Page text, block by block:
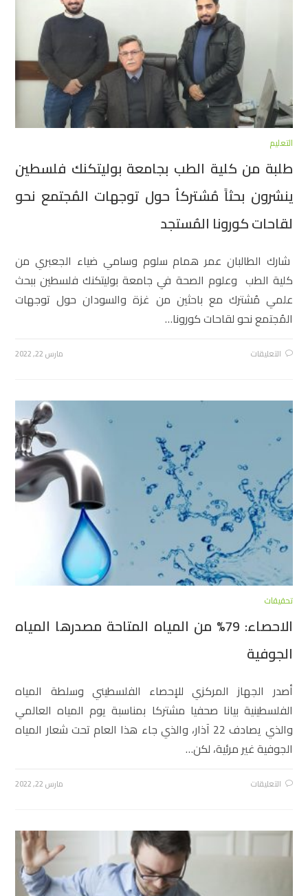
التعليم
طلبة من كلية الطب بجامعة بوليتكنك فلسطين
ينشرون بحثاً مُشتركاُ حول توجهات المُجتمع نحو
لقاحات كورونا المُستجد
شارك الطالبان عمر همام سلوم وسامي ضياء الجعبري من
كلية الطب وعلوم الصحة في جامعة بوليتكنك فلسطين ببحث
علمي مُشترك مع باحثين من غزة والسودان حول توجهات
المُجتمع نحو لقاحات كورونا…
التعليقات مارس 22, 2022
تحقيقات
الاحصاء: 79% من المياه المتاحة مصدرها المياه
الجوفية
أصدر الجهاز المركزي للإحصاء الفلسطيني وسلطة المياه
الفلسطينية بيانا صحفيا مشتركا بمناسبة يوم المياه العالمي
والذي يصادف 22 آذار، والذي جاء هذا العام تحت شعار المياه
الجوفية غير مرئية، لكن…
التعليقات مارس 22, 2022